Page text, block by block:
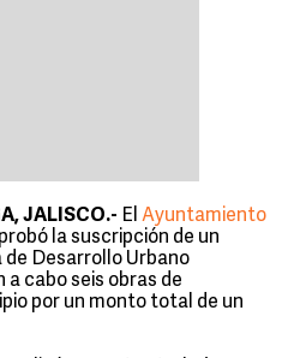
JALISCO.- El Ayuntamiento
la suscripción de un
Desarrollo Urbano
a cabo seis obras de
por un monto total de un